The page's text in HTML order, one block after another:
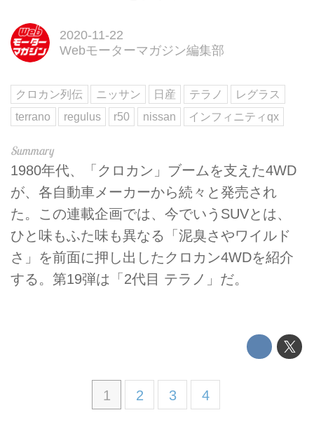
2020-11-22
Webモーターマガジン編集部
クロカン列伝 ニッサン 日産 テラノ
レグラス
terrano
regulus r50 nissan インフィニティqx
1980年代、「クロカン」ブームを支えた4WD
が、各自動車メーカーから続々と発売され
た。この連載企画では、今でいうSUVとは、
ひと味もふた味も異なる「泥臭さやワイルド
さ」を前面に押し出したクロカン4WDを紹介
する。第19弾は「2代目 テラノ」だ。
1 2 3 4